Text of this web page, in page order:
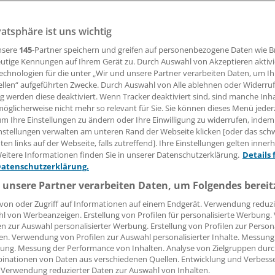
experimentierte TV-Koch Dirk Hoffmann erstmals mit dem
an das Federvieh in brauner Soße ließ den
Konserve.
08:36 Uhr
ist uns wichtig
145-Partner speichern und greifen auf personenbezogene Daten wie
Kennungen auf Ihrem Gerät zu. Durch Auswahl von Akzeptieren
für die unter „Wir und unsere Partner verarbeiten Daten, um
aufgeführten Zwecke. Durch Auswahl von Alle ablehnen oder
werden diese deaktiviert. Wenn Tracker deaktiviert sind, sind manche
nicht mehr so relevant für Sie. Sie können dieses Menü
Ihre Einstellungen zu ändern oder Ihre Einwilligung zu widerrufen, indem
verwalten am unteren Rand der Webseite klicken [oder das
links auf der Webseite, falls zutreffend]. Ihre Einstellungen gelten
Informationen finden Sie in unserer Datenschutzerklärung. Details
Partner verarbeiten Daten, um Folgendes
oder Zugriff auf Informationen auf einem Endgerät. Verwendung
von Werbeanzeigen. Erstellung von Profilen für personalisierte
zur Auswahl personalisierter Werbung. Erstellung von Profilen zur
Verwendung von Profilen zur Auswahl personalisierter Inhalte.
Messung der Performance von Inhalten. Analyse von Zielgruppen
von Daten aus verschiedenen Quellen. Entwicklung und
reduzierter Daten zur Auswahl von Inhalten.